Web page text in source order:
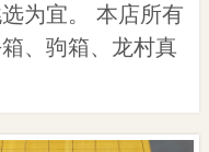
为宜。 本店所有
、驹箱、龙村真